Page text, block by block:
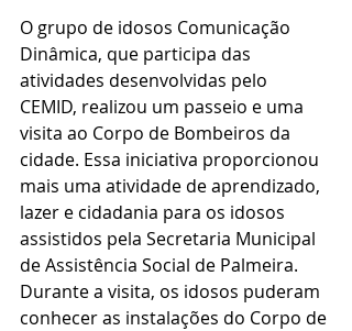
O grupo de idosos Comunicação
Dinâmica, que participa das
atividades desenvolvidas pelo
CEMID, realizou um passeio e uma
visita ao Corpo de Bombeiros da
cidade. Essa iniciativa proporcionou
mais uma atividade de aprendizado,
lazer e cidadania para os idosos
assistidos pela Secretaria Municipal
de Assistência Social de Palmeira.
Durante a visita, os idosos puderam
conhecer as instalações do Corpo de